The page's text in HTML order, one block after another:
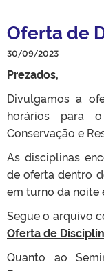
Oferta de
30/09/2023
Prezados,
Divulgamos a
horários para
Conservação e
As disciplinas
de oferta dentro
em turno da noite
Segue o arquivo
Oferta de
Quanto ao